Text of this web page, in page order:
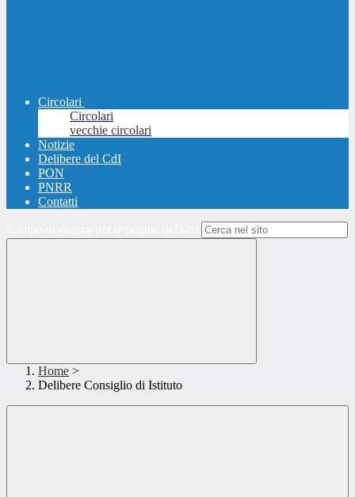
Circolari
Circolari
vecchie circolari
Notizie
Delibere del CdI
PON
PNRR
Contatti
Home >
Delibere Consiglio di Istituto